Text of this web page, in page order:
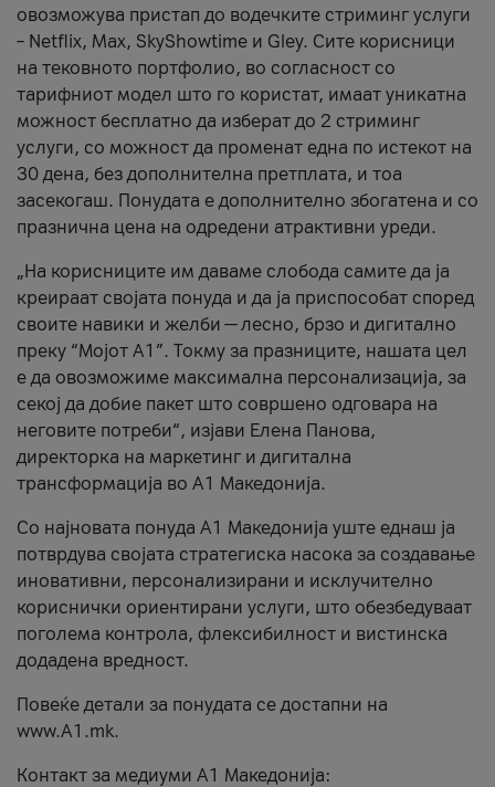
овозможува пристап до водечките стриминг услуги
– Netflix, Max, SkyShowtime и Gley. Сите корисници
на тековното портфолио, во согласност со
тарифниот модел што го користат, имаат уникатна
можност бесплатно да изберат до 2 стриминг
услуги, со можност да променат една по истекот на
30 дена, без дополнителна претплата, и тоа
засекогаш. Понудата е дополнително збогатена и со
празнична цена на одредени атрактивни уреди.
„На корисниците им даваме слобода самите да ја
креираат својата понуда и да ја приспособат според
своите навики и желби — лесно, брзо и дигитално
преку “Мојот А1”. Токму за празниците, нашата цел
е да овозможиме максимална персонализација, за
секој да добие пакет што совршено одговара на
неговите потреби“, изјави Елена Панова,
директорка на маркетинг и дигитална
трансформација во А1 Македонија.
Со најновата понуда А1 Македонија уште еднаш ја
потврдува својата стратегиска насока за создавање
иновативни, персонализирани и исклучително
кориснички ориентирани услуги, што обезбедуваат
поголема контрола, флексибилност и вистинска
додадена вредност.
Повеќе детали за понудата се достапни на
www.А1.mk.
Контакт за медиуми А1 Македонија: